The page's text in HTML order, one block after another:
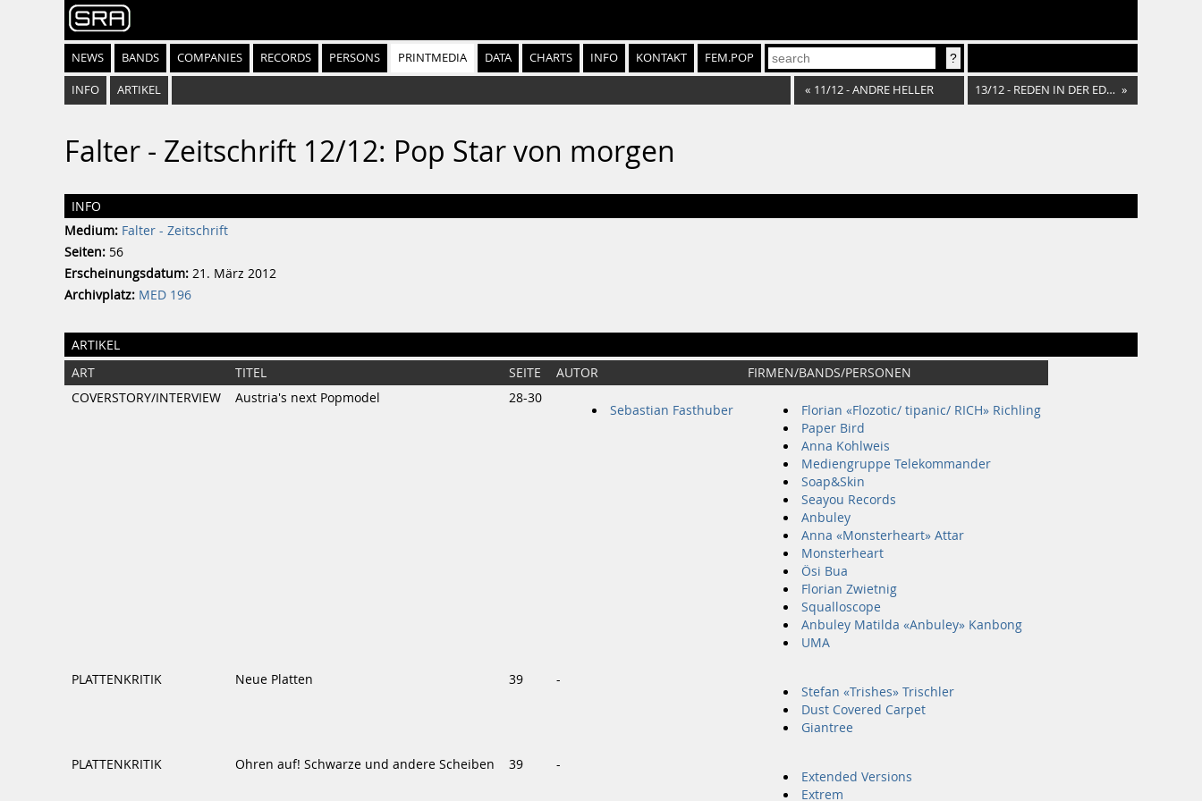
NEWS BANDS COMPANIES RECORDS PERSONS PRINTMEDIA DATA CHARTS INFO KONTAKT FEM.POP
INFO ARTIKEL « 11/12 - ANDRE HELLER 13/12 - REDEN IN DER EDEN »
Falter - Zeitschrift 12/12: Pop Star von morgen
INFO
Medium: Falter - Zeitschrift
Seiten: 56
Erscheinungsdatum: 21. März 2012
Archivplatz: MED 196
ARTIKEL
ART TITEL SEITE AUTOR
FIRMEN/BANDS/PERSONEN
COVERSTORY/INTERVIEW
Austria's next Popmodel 28-30
Sebastian Fasthuber
Florian «Flozotic/ tipanic/ RICH» Richling
Paper Bird
Anna Kohlweis
Mediengruppe Telekommander
Soap&Skin
Seayou Records
Anbuley
Anna «Monsterheart» Attar
Monsterheart
Ösi Bua
Florian Zwietnig
Squalloscope
Anbuley Matilda «Anbuley» Kanbong
UMA
PLATTENKRITIK Neue Platten 39 -
Stefan «Trishes» Trischler
Dust Covered Carpet
Giantree
PLATTENKRITIK Ohren auf! Schwarze und andere Scheiben 39 -
Extended Versions
Extrem